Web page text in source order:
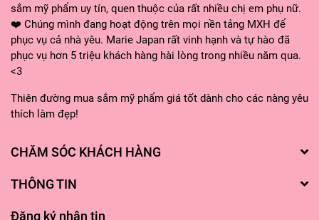
sắm mỹ phẩm uy tín, quen thuộc của rất nhiều chị em phụ nữ.
❤️ Chúng mình đang hoạt động trên mọi nền tảng MXH để
phục vụ cả nhà yêu. Marie Japan rất vinh hạnh và tự hào đã
phục vụ hơn 5 triệu khách hàng hài lòng trong nhiều năm qua.
<3
Thiên đường mua sắm mỹ phẩm giá tốt dành cho các nàng yêu
thích làm đẹp!
CHĂM SÓC KHÁCH HÀNG
THÔNG TIN
Đăng ký nhận tin